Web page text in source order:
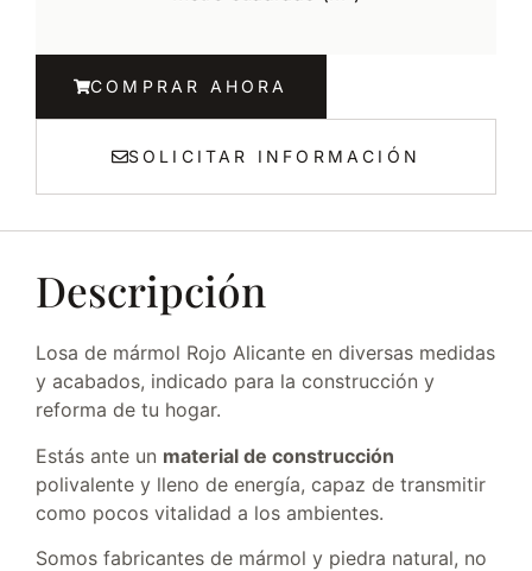
COMPRAR AHORA
SOLICITAR INFORMACIÓN
Descripción
Losa de mármol Rojo Alicante en diversas medidas
y acabados, indicado para la construcción y
reforma de tu hogar.
Estás ante un material de construcción
polivalente y lleno de energía, capaz de transmitir
como pocos vitalidad a los ambientes.
Somos fabricantes de mármol y piedra natural, no